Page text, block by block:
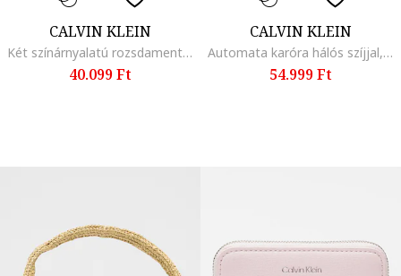
CALVIN KLEIN
Két színárnyalatú rozsdamentes acél karóra, Ezüstszín/Aranyszín
40.099 Ft
CALVIN KLEIN
Automata karóra hálós szíjjal, Ezüstszín
54.999 Ft